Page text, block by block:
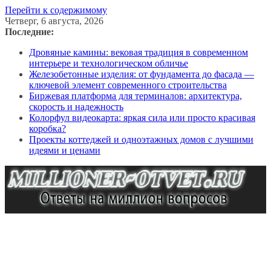
Перейти к содержимому
Четверг, 6 августа, 2026
Последние:
Дровяные камины: вековая традиция в современном
интерьере и технологическом обличье
Железобетонные изделия: от фундамента до фасада —
ключевой элемент современного строительства
Биржевая платформа для терминалов: архитектура,
скорость и надежность
Колорфул видеокарта: яркая сила или просто красивая
коробка?
Проекты коттеджей и одноэтажных домов с лучшими
идеями и ценами